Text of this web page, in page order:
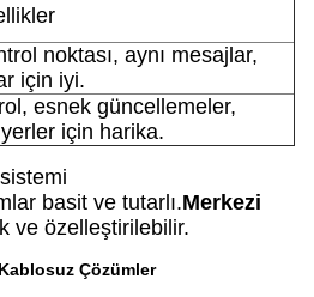
noktası, aynı mesajlar,
için iyi.
esnek güncellemeler,
için harika.
basit ve tutarlı.Merkezi
ve özelleştirilebilir.
Çözümler